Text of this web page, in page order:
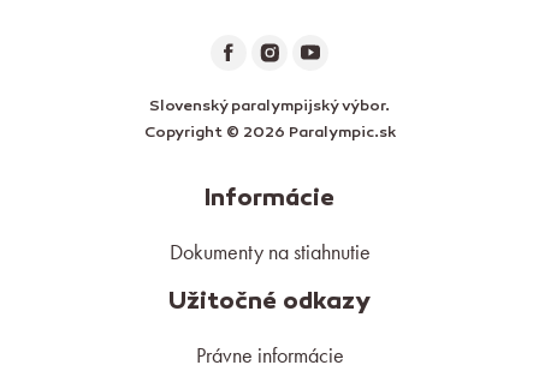
Slovenský paralympijský výbor.
Copyright © 2026 Paralympic.sk
Informácie
Dokumenty na stiahnutie
Užitočné odkazy
Právne informácie